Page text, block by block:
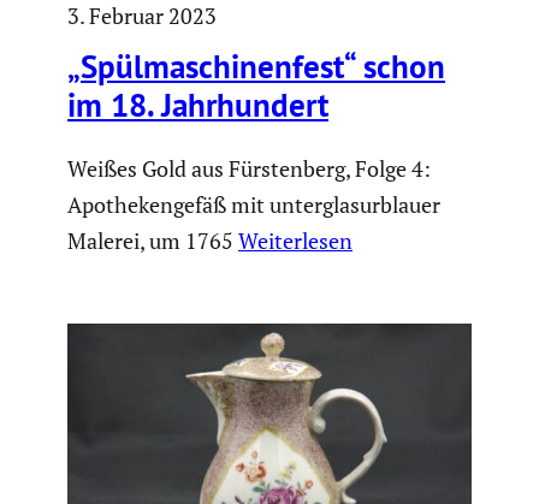
3. Februar 2023
„Spülma­schi­nen­fest“ schon
im 18. Jahrhun­dert
Weißes Gold aus Fürstenberg, Folge 4:
Apothekengefäß mit unterglasurblauer
Malerei, um 1765 Weiterlesen